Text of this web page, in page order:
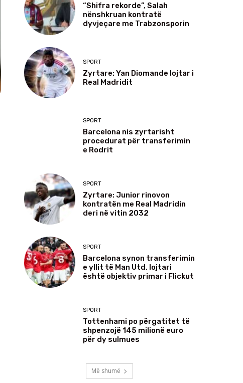
“Shifra rekorde”, Salah
nënshkruan kontratë
dyvjeçare me Trabzonsporin
SPORT
Zyrtare: Yan Diomande lojtar i
Real Madridit
SPORT
Barcelona nis zyrtarisht
procedurat për transferimin
e Rodrit
SPORT
Zyrtare: Junior rinovon
kontratën me Real Madridin
deri në vitin 2032
SPORT
Barcelona synon transferimin
e yllit të Man Utd, lojtari
është objektiv primar i Flickut
SPORT
Tottenhami po përgatitet të
shpenzojë 145 milionë euro
për dy sulmues
Më shumë